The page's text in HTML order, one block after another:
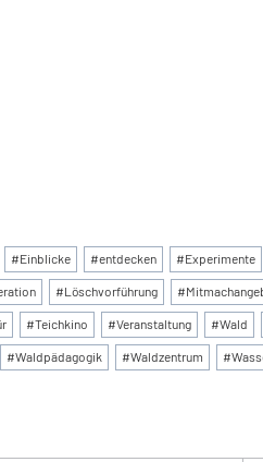
#Einblicke #entdecken #Experimente
#Löschvorführung #
#Teichkino #Veranstaltung #Wald
#Waldpädagogik #Waldzentrum #